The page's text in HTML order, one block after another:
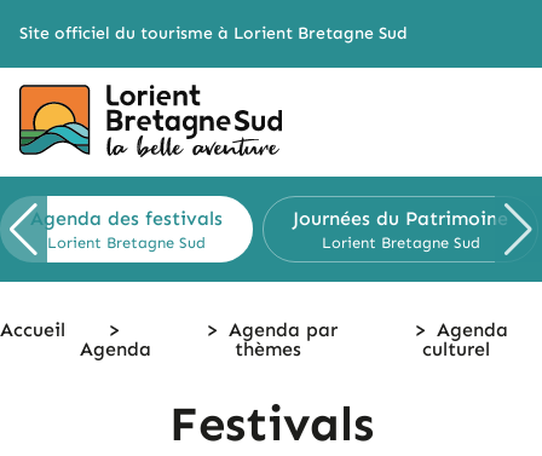
Site officiel du tourisme à Lorient Bretagne Sud
Agenda des festivals
Lorient Bretagne Sud
Journées du Patrimoine
Lorient Bretagne Sud
Accueil
>
Agenda
> Agenda par
thèmes
> Agenda
culturel
Festivals